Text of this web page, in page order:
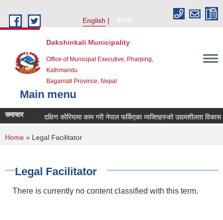
English
नेपाली
Dakshinkali Municipality
Office of Municipal Executive, Pharping,
Kathmandu
Bagamati Province, Nepal
Main menu
समाचार दक्षिण कोरियामा काम गरी नेपाल फर्किएका व्यक्तिहरुको उद्यमशीलता
You are here
Home » Legal Facilitator
Legal Facilitator
There is currently no content classified with this term.